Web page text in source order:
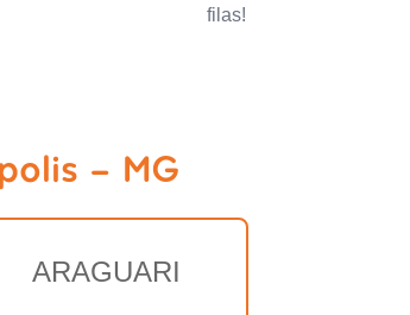
filas!
- MG
ARAGUARI